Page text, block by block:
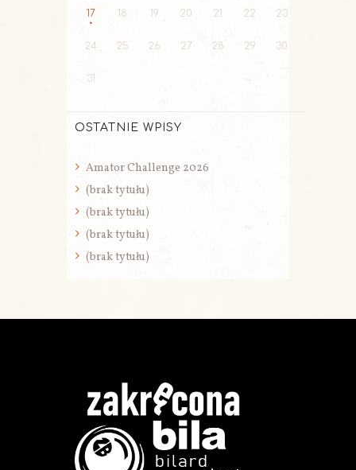
17 18 19 20 21 22 23
24 25 26 27 28 29 30
31
OSTATNIE WPISY
Amator Challenge 2026
(brak tytułu)
(brak tytułu)
(brak tytułu)
(brak tytułu)